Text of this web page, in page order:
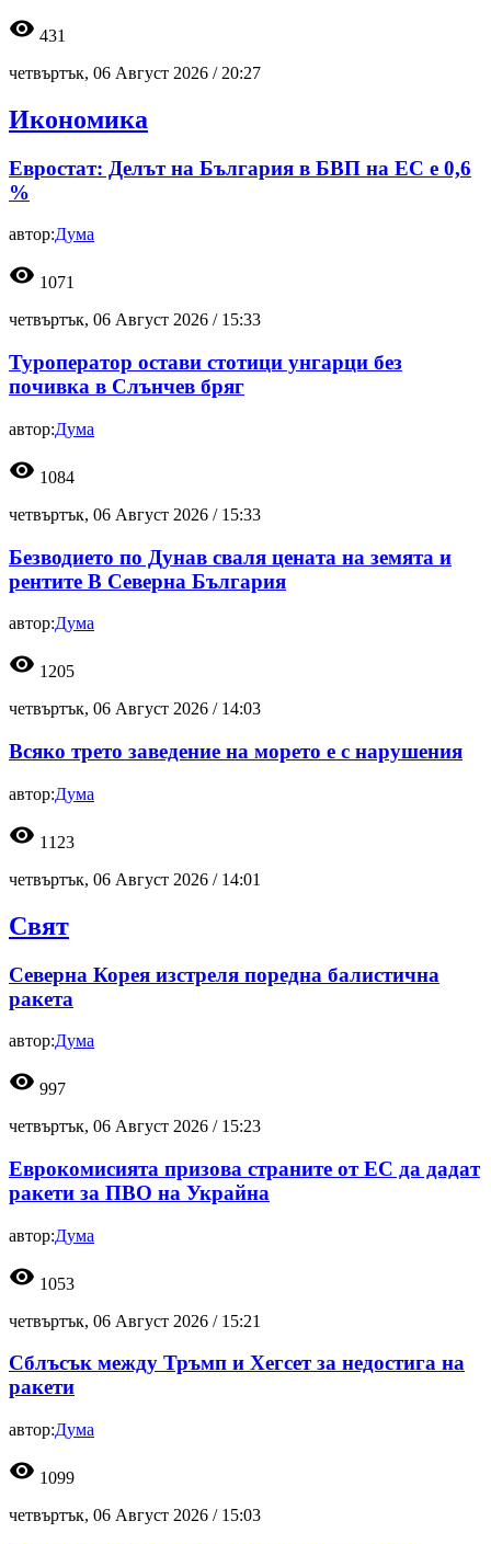
visibility 431
четвъртък, 06 Август 2026 / 20:27
Икономика
Евростат: Делът на България в БВП на ЕС е 0,6
%
автор:Дума
visibility 1071
четвъртък, 06 Август 2026 / 15:33
Туроператор остави стотици унгарци без
почивка в Слънчев бряг
автор:Дума
visibility 1084
четвъртък, 06 Август 2026 / 15:33
Безводието по Дунав сваля цената на земята и
рентите В Северна България
автор:Дума
visibility 1205
четвъртък, 06 Август 2026 / 14:03
Всяко трето заведение на морето е с нарушения
автор:Дума
visibility 1123
четвъртък, 06 Август 2026 / 14:01
Свят
Северна Корея изстреля поредна балистична
ракета
автор:Дума
visibility 997
четвъртък, 06 Август 2026 / 15:23
Еврокомисията призова страните от ЕС да дадат
ракети за ПВО на Украйна
автор:Дума
visibility 1053
четвъртък, 06 Август 2026 / 15:21
Сблъсък между Тръмп и Хегсет за недостига на
ракети
автор:Дума
visibility 1099
четвъртък, 06 Август 2026 / 15:03